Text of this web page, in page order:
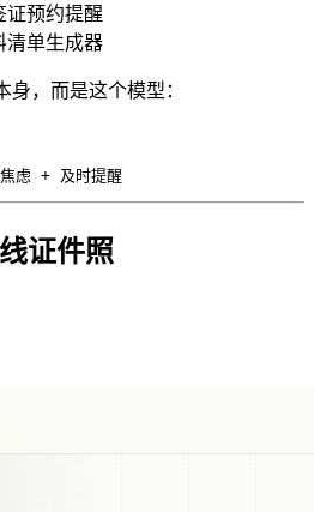
证预约提醒
清单生成器
，而是这个模型：
证件照